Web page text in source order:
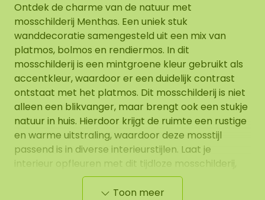
Ontdek de charme van de natuur met
mosschilderij Menthas. Een uniek stuk
wanddecoratie samengesteld uit een mix van
platmos, bolmos en rendiermos. In dit
mosschilderij is een mintgroene kleur gebruikt als
accentkleur, waardoor er een duidelijk contrast
ontstaat met het platmos. Dit mosschilderij is niet
alleen een blikvanger, maar brengt ook een stukje
natuur in huis. Hierdoor krijgt de ruimte een rustige
en warme uitstraling, waardoor deze mosstijl
passend is in diverse interieurstijlen. Laat je
interieur opfleuren met dit tijdloze mosschilderij,
waar natuur en design de perfecte combinatie zijn.
Toon meer